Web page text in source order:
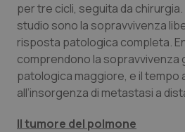
per tre cicli, seguita da
studio sono la sopravvivenza
risposta patologica completa.
comprendono la sopravvivenza
patologica maggiore, e il tempo
all’insorgenza di metastasi a
Il tumore del polmone
CookieScriptConsent